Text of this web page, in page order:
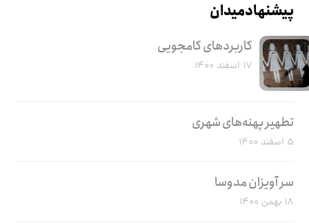
پیشنهاد میدان
کاربرد‌های کامجویی
۱۷ اسفند ۱۴۰۰
تطهیر پهنه‌های شهری
۵ اسفند ۱۴۰۰
سر آویزان مدوسا
۱۸ بهمن ۱۴۰۰